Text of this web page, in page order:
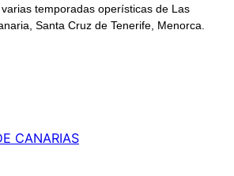
temporadas operísticas de Las
Santa Cruz de Tenerife, Menorca.
CANARIAS